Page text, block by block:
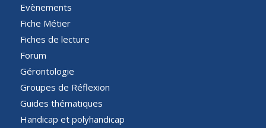
Evènements
Fiche Métier
Fiches de lecture
Forum
Gérontologie
Groupes de Réflexion
Guides thématiques
Handicap et polyhandicap